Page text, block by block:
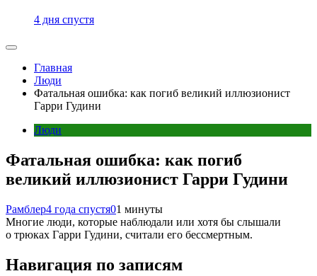
4 дня спустя
Главная
Люди
Фатальная ошибка: как погиб великий иллюзионист
Гарри Гудини
Люди
Фатальная ошибка: как погиб
великий иллюзионист Гарри Гудини
Рамблер4 года спустя01 минуты
Многие люди, которые наблюдали или хотя бы слышали
о трюках Гарри Гудини, считали его бессмертным.
Навигация по записям